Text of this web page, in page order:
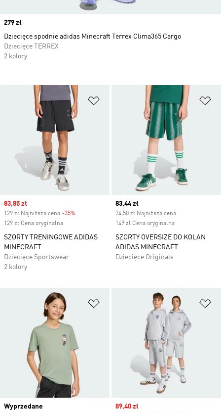
Dodaj do listy życzeń
Sale price
83,85 zł
129 zł Najniższa cena -35%
129 zł Cena oryginalna
SZORTY TRENINGOWE ADIDAS
MINECRAFT
Dziecięce Sportswear
2 kolory
Current price
83,44 zł
74,50 zł Najniższa cena
149 zł Cena oryginalna
SZORTY OVERSIZE DO KOLAN
ADIDAS MINECRAFT
Dziecięce Originals
Dodaj do listy życzeń
Wyprzedane
Sale price
89,40 zł
Price
279 zł
Dziecięce spodnie adidas Minecraft Terrex Clima365 Cargo
Dziecięce TERREX
2 kolory